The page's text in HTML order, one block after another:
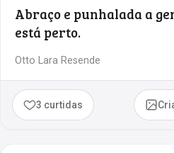
Abraço e punhalada a
está perto.
Otto Lara Resende
3 curtidas